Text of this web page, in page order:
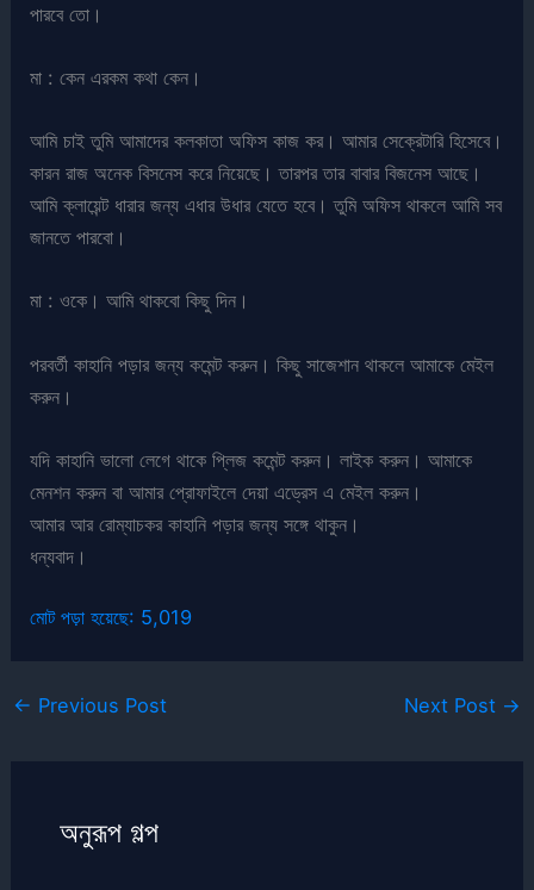
পারবে তো।
মা : কেন এরকম কথা কেন।
আমি চাই তুমি আমাদের কলকাতা অফিস কাজ কর। আমার সেক্রেটারি হিসেবে।
কারন রাজ অনেক বিসনেস করে নিয়েছে। তারপর তার বাবার বিজনেস আছে।
আমি ক্লায়েন্ট ধারার জন্য এধার উধার যেতে হবে। তুমি অফিস থাকলে আমি সব
জানতে পারবো।
মা : ওকে। আমি থাকবো কিছু দিন।
পরবর্তী কাহানি পড়ার জন্য কমেন্ট করুন। কিছু সাজেশান থাকলে আমাকে মেইল
করুন।
যদি কাহানি ভালো লেগে থাকে প্লিজ কমেন্ট করুন। লাইক করুন। আমাকে
মেনশন করুন বা আমার প্রোফাইলে দেয়া এড্রেস এ মেইল করুন।
আমার আর রোম্যাচকর কাহানি পড়ার জন্য সঙ্গে থাকুন।
ধন্যবাদ।
মোট পড়া হয়েছে: 5,019
← Previous Post Next Post →
অনুরূপ গল্প